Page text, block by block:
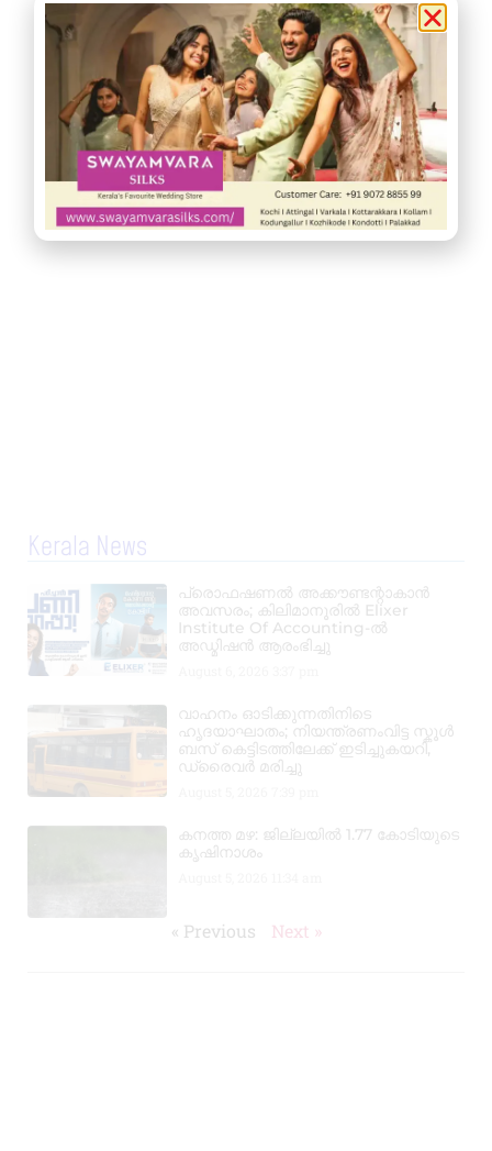
Kerala News
പ്രൊഫഷണൽ അക്കൗണ്ടന്റാകാൻ
അവസരം; കിലിമാനൂരിൽ Elixer
Institute Of Accounting-ൽ
അഡ്മിഷൻ ആരംഭിച്ചു
വാഹനം ഓടിക്കുന്നതിനിടെ
ഹൃദയാഘാതം; നിയന്ത്രണംവിട്ട സ്കൂൾ
ബസ് കെട്ടിടത്തിലേക്ക് ഇടിച്ചുകയറി,
ഡ്രൈവർ മരിച്ചു
കനത്ത മഴ: ജില്ലയിൽ 1.77 കോടിയുടെ
കൃഷിനാശം
« Previous Next »